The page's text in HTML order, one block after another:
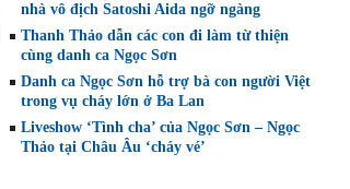
nhà vô địch Satoshi Aida ngỡ ngàng
Thanh Thảo dẫn các con đi làm từ thiện
cùng danh ca Ngọc Sơn
Danh ca Ngọc Sơn hỗ trợ bà con người Việt
trong vụ cháy lớn ở Ba Lan
Liveshow ‘Tình cha’ của Ngọc Sơn – Ngọc
Thảo tại Châu Âu ‘cháy vé’